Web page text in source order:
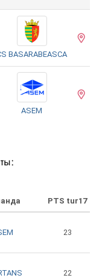
BASARABEASCA
ASEM
PTS tur17
23
22